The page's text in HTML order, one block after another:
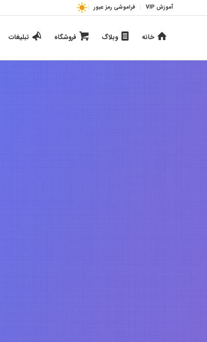
آموزش VIP فراموشی رمز عبور
خانه وبلاگ فروشگاه تبلیغات